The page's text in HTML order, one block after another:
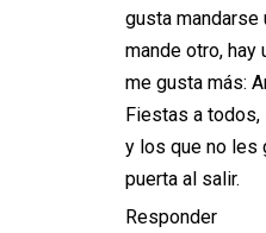
gusta mandarse
mande otro, hay
me gusta más:
Fiestas a
y los que no les
puerta al salir.
Responder